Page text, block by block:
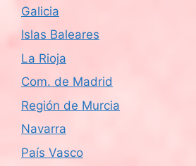
Galicia
Islas Baleares
La Rioja
Com. de Madrid
Región de Murcia
Navarra
País Vasco